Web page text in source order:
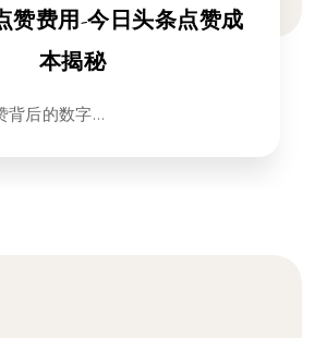
赞费用-今日头条点赞成
本揭秘
赞背后的数字…